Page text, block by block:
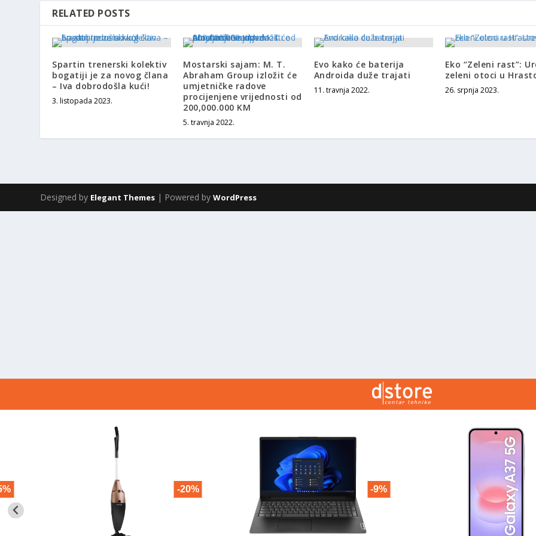
RELATED POSTS
Spartin trenerski kolektiv
bogatiji je za novog člana
– Iva dobrodošla kući!
3. listopada 2023.
Mostarski sajam: M. T.
Abraham Group izložit će
umjetničke radove
procijenjene vrijednosti od
200,000.000 KM
5. travnja 2022.
Evo kako će baterija
Androida duže trajati
11. travnja 2022.
Eko “Zeleni rast”:
zeleni otoci u
26. srpnja 2023.
Designed by Elegant Themes | Powered byWordPress